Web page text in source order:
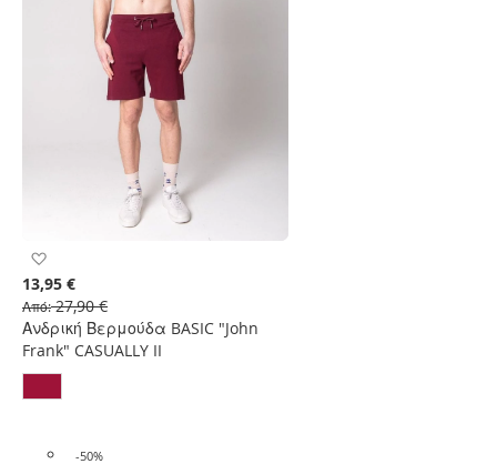
στη
Λίστα
Επιθυμιών
Ανδρική Βερμούδα BASIC "John
Frank" CASUALLY II
13,95 €
Από 27,90 €
-50%